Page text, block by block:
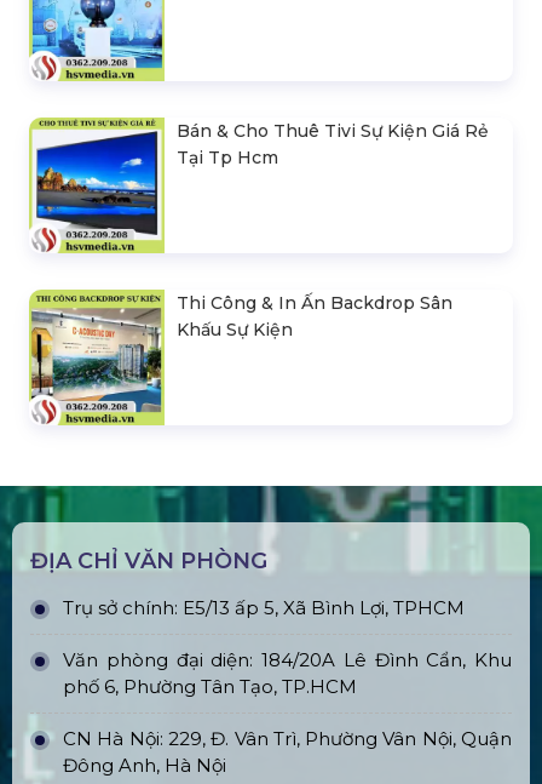
Bán & Cho Thuê Tivi Sự Kiện Giá Rẻ
Tại Tp Hcm
Thi Công & In Ấn Backdrop Sân
Khấu Sự Kiện
ĐỊA CHỈ VĂN PHÒNG
Trụ sở chính: E5/13 ấp 5, Xã Bình Lợi, TPHCM
Văn phòng đại diện: 184/20A Lê Đình Cẩn, Khu
phố 6, Phường Tân Tạo, TP.HCM
CN Hà Nội: 229, Đ. Vân Trì, Phường Vân Nội, Quận
Đông Anh, Hà Nội